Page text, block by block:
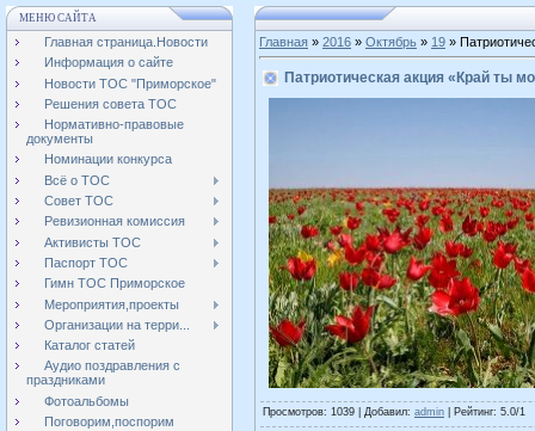
МЕНЮ САЙТА
Главная страница.Новости
Информация о сайте
Новости ТОС "Приморское"
Решения совета ТОС
Нормативно-правовые
документы
Номинации конкурса
Всё о ТОС
Совет ТОС
Ревизионная комиссия
Активисты ТОС
Паспорт ТОС
Гимн ТОС Приморское
Мероприятия,проекты
Организации на терри...
Каталог статей
Аудио поздравления с
праздниками
Фотоальбомы
Поговорим,поспорим
Главная » 2016 » Октябрь » 19 »
Патриотическая акция «Край ты
Просмотров: 1039 | Добавил: admin Рейтинг: 5.0/1